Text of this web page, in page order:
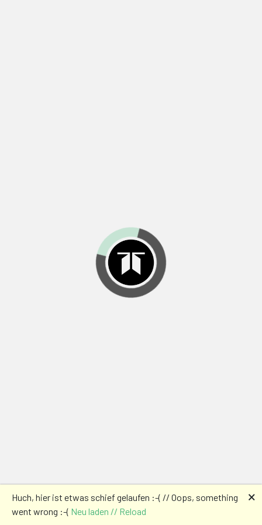
Huch, hier ist etwas schief gelaufen :-( // Oops, something
went wrong :-( Neu laden // Reload
🗙